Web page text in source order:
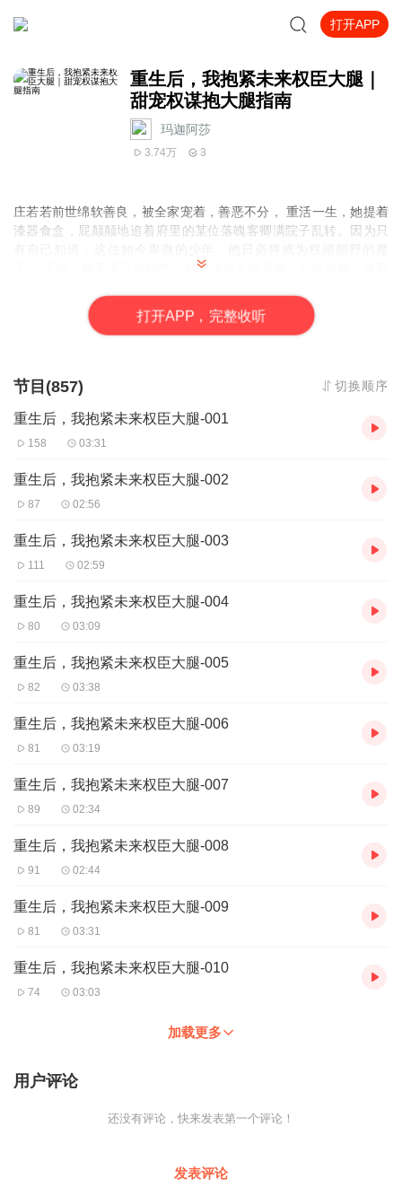
打开APP
重生后，我抱紧未来权臣大腿｜
甜宠权谋抱大腿指南
玛迦阿莎
3.74万 3
庄若若前世绵软善良，被全家宠着，善恶不分， 重活一生，她提着
漆器食盒，屁颠颠地追着府里的某位落魄客卿满院子乱转。因为只
王。 于是，她不再刁蛮任性，对楚清衍又哄又敬，百依百顺，甚至
看你洗澡，但我也是可以负责的。” 谁知，一贯冷漠的某人却没头没
尾地回了一句，“嗯，我记下了……”
打开APP，完整收听
节目(857) 切换顺序
重生后，我抱紧未来权臣大腿-001
158 03:31
重生后，我抱紧未来权臣大腿-002
87 02:56
重生后，我抱紧未来权臣大腿-003
111 02:59
重生后，我抱紧未来权臣大腿-004
80 03:09
重生后，我抱紧未来权臣大腿-005
82 03:38
重生后，我抱紧未来权臣大腿-006
81 03:19
重生后，我抱紧未来权臣大腿-007
89 02:34
重生后，我抱紧未来权臣大腿-008
91 02:44
重生后，我抱紧未来权臣大腿-009
81 03:31
重生后，我抱紧未来权臣大腿-010
74 03:03
加载更多
用户评论
还没有评论，快来发表第一个评论！
发表评论